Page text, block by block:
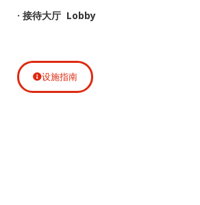
· 接待大厅 Lobby
设施指南